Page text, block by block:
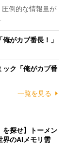
倒的な情報量が
がカブ番長！」
ク「俺がカブ番
一覧を見る
を探せ】トーメン
界のAIメモリ需